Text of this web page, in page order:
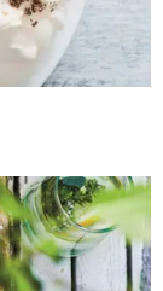
RECEPTENSET